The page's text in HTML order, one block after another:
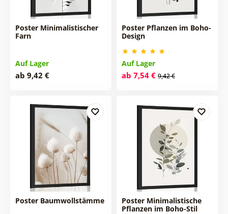
Poster Minimalistischer
Farn
Auf Lager
ab 9,42 €
Poster Pflanzen im Boho-
Design
Auf Lager
ab 7,54 € 9,42 €
Poster Baumwollstämme
Poster Minimalistische
Pflanzen im Boho-Stil